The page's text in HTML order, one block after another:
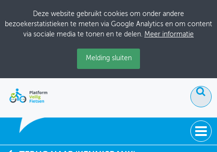
Deze website gebruikt cookies om onder andere
bezoekerstatistieken te meten via Google Analytics en om content
via sociale media te tonen en te delen. Meer informatie
Melding sluiten